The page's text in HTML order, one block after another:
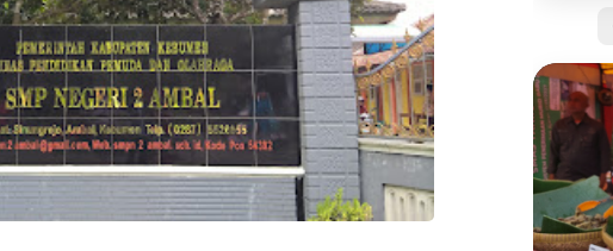
Kartu
Tanpa